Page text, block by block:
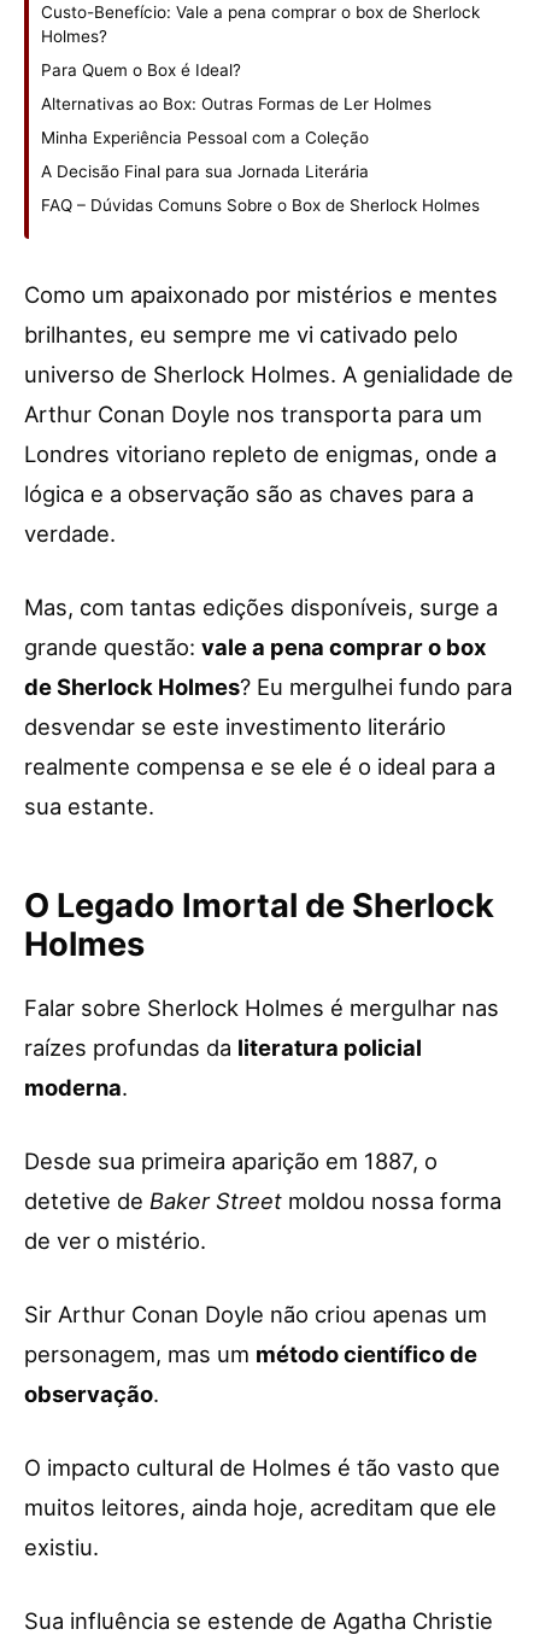
Custo-Benefício: Vale a pena comprar o box de Sherlock
Holmes?
Para Quem o Box é Ideal?
Alternativas ao Box: Outras Formas de Ler Holmes
Minha Experiência Pessoal com a Coleção
A Decisão Final para sua Jornada Literária
FAQ – Dúvidas Comuns Sobre o Box de Sherlock Holmes
Como um apaixonado por mistérios e mentes
brilhantes, eu sempre me vi cativado pelo
universo de Sherlock Holmes. A genialidade de
Arthur Conan Doyle nos transporta para um
Londres vitoriano repleto de enigmas, onde a
lógica e a observação são as chaves para a
verdade.
Mas, com tantas edições disponíveis, surge a
grande questão: vale a pena comprar o box
de Sherlock Holmes? Eu mergulhei fundo para
desvendar se este investimento literário
realmente compensa e se ele é o ideal para a
sua estante.
O Legado Imortal de Sherlock
Holmes
Falar sobre Sherlock Holmes é mergulhar nas
raízes profundas da literatura policial
moderna.
Desde sua primeira aparição em 1887, o
detetive de Baker Street moldou nossa forma
de ver o mistério.
Sir Arthur Conan Doyle não criou apenas um
personagem, mas um método científico de
observação.
O impacto cultural de Holmes é tão vasto que
muitos leitores, ainda hoje, acreditam que ele
existiu.
Sua influência se estende de Agatha Christie